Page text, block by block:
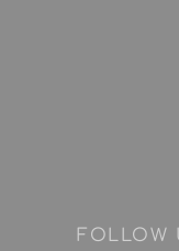
FOLLOW